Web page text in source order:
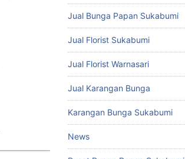
Jual Bunga Papan Sukabumi
Jual Florist Sukabumi
Jual Florist Warnasari
Jual Karangan Bunga
Karangan Bunga Sukabumi
News